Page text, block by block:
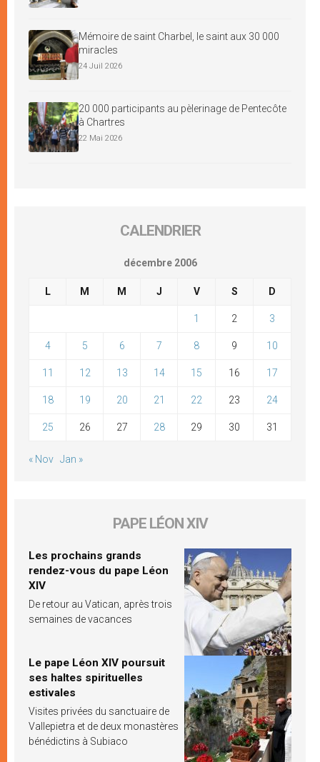
Mémoire de saint Charbel, le saint aux 30 000
miracles
24 Juil 2026
20 000 participants au pèlerinage de Pentecôte
à Chartres
22 Mai 2026
CALENDRIER
décembre 2006
L M M J V S D
1 2 3
4 5 6 7 8 9 10
11 12 13 14 15 16 17
18 19 20 21 22 23 24
25 26 27 28 29 30 31
« Nov Jan »
PAPE LÉON XIV
Les prochains grands
rendez-vous du pape Léon
XIV
De retour au Vatican, après trois
semaines de vacances
Le pape Léon XIV poursuit
ses haltes spirituelles
estivales
Visites privées du sanctuaire de
Vallepietra et de deux monastères
bénédictins à Subiaco